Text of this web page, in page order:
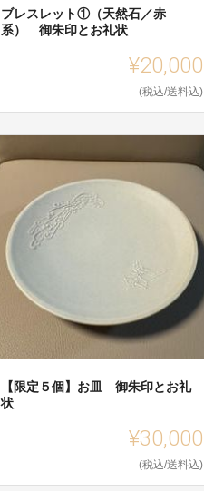
ブレスレット①（天然石／赤
系） 御朱印とお礼状
¥20,000
(税込/送料込)
【限定５個】お皿 御朱印とお礼
状
¥30,000
(税込/送料込)